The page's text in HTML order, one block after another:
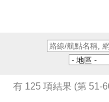
有 125 項結果 (第 51-